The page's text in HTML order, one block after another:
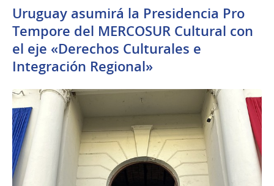
Uruguay asumirá la Presidencia Pro
Tempore del MERCOSUR Cultural con
el eje «Derechos Culturales e
Integración Regional»